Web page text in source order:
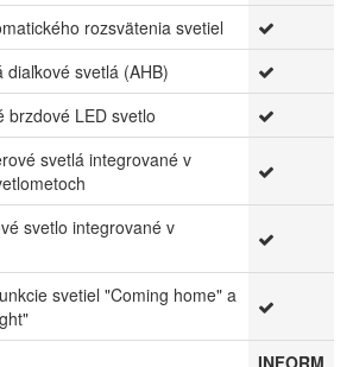
rozsvätenia svetiel
diaľkové svetlá (AHB)
brzdové LED svetlo
svetlá integrované v
svetlo integrované v
svetiel "Coming home" a
INFORM